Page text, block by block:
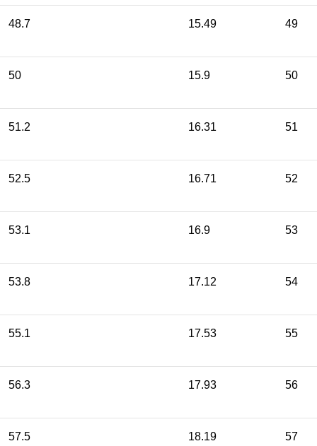
48.7 15.49 49
50 15.9 50
51.2 16.31 51
52.5 16.71 52
53.1 16.9 53
53.8 17.12 54
55.1 17.53 55
56.3 17.93 56
57.5 18.19 57